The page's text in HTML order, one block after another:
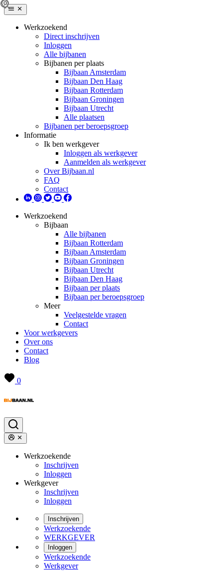
Werkzoekend
Direct inschrijven
Inloggen
Alle bijbanen
Bijbanen per plaats
Bijbaan Amsterdam
Bijbaan Den Haag
Bijbaan Rotterdam
Bijbaan Groningen
Bijbaan Utrecht
Alle plaatsen
Bijbanen per beroepsgroep
Informatie
Ik ben werkgever
Inloggen als werkgever
Aanmelden als werkgever
Over Bijbaan.nl
FAQ
Contact
Werkzoekend
Bijbaan
Alle bijbanen
Bijbaan Rotterdam
Bijbaan Amsterdam
Bijbaan Groningen
Bijbaan Utrecht
Bijbaan Den Haag
Bijbaan per plaats
Bijbaan per beroepsgroep
Meer
Veelgestelde vragen
Contact
Voor werkgevers
Over ons
Contact
Blog
0
Werkzoekende
Inschrijven
Inloggen
Werkgever
Inschrijven
Inloggen
Inschrijven
Werkzoekende
WERKGEVER
Inloggen
Werkzoekende
Werkgever